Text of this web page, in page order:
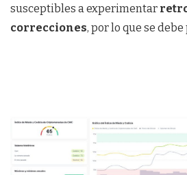
susceptibles a experimentar
correcciones, por lo que se